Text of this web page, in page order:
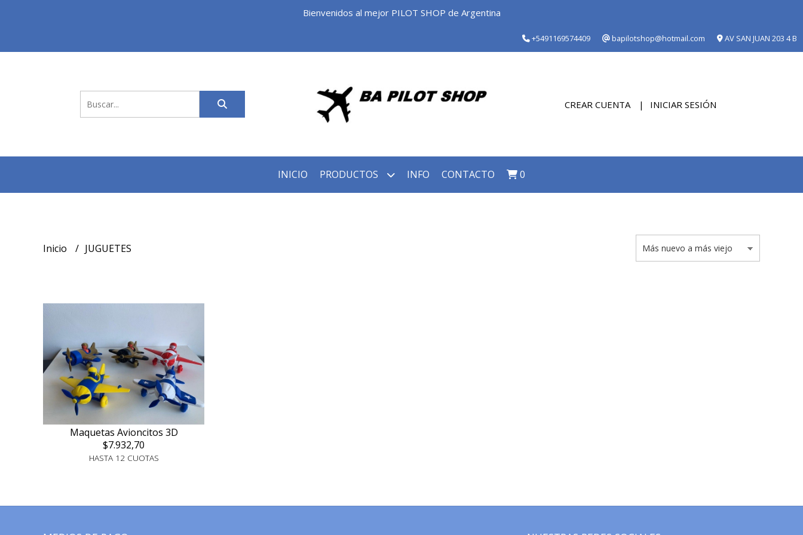
Bienvenidos al mejor PILOT SHOP de Argentina
+5491169574409 bapilotshop@hotmail.com AV SAN JUAN 203 4 B
CREAR CUENTA INICIAR SESIÓN
INICIO PRODUCTOS INFO CONTACTO 0
Inicio JUGUETES
Maquetas Avioncitos 3D
$7.932,70
HASTA 12 CUOTAS